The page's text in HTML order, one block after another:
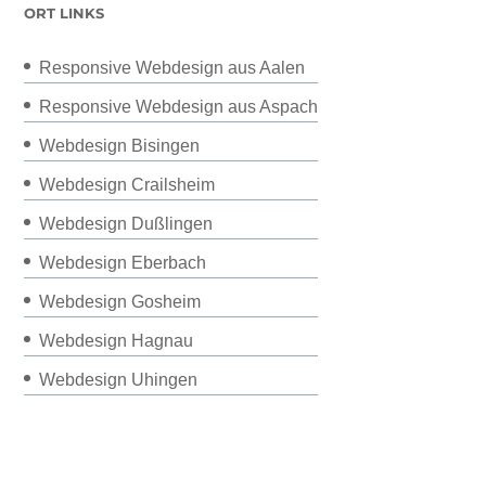
ORT LINKS
Responsive Webdesign aus Aalen
Responsive Webdesign aus Aspach
Webdesign Bisingen
Webdesign Crailsheim
Webdesign Dußlingen
Webdesign Eberbach
Webdesign Gosheim
Webdesign Hagnau
Webdesign Uhingen